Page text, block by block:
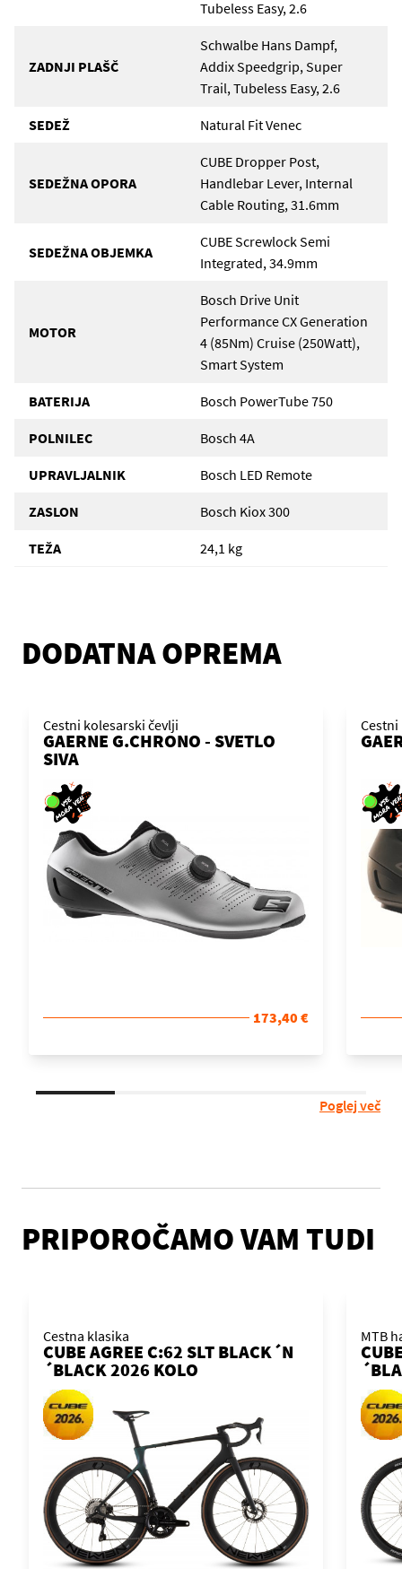
Tubeless Easy, 2.6
ZADNJI PLAŠČ
Schwalbe Hans Dampf,
Addix Speedgrip, Super
Trail, Tubeless Easy, 2.6
SEDEŽ Natural Fit Venec
SEDEŽNA OPORA
CUBE Dropper Post,
Handlebar Lever, Internal
Cable Routing, 31.6mm
SEDEŽNA OBJEMKA
CUBE Screwlock Semi
Integrated, 34.9mm
MOTOR
Bosch Drive Unit
Performance CX Generation
4 (85Nm) Cruise (250Watt),
Smart System
BATERIJA Bosch PowerTube 750
POLNILEC Bosch 4A
UPRAVLJALNIK Bosch LED Remote
ZASLON Bosch Kiox 300
TEŽA 24,1 kg
DODATNA OPREMA
Cestni kolesarski čevlji
GAERNE G.CHRONO - SVETLO
SIVA
173,40 €
Poglej več
PRIPOROČAMO VAM TUDI
Cestna klasika
CUBE AGREE C:62 SLT BLACK´N
´BLACK 2026 KOLO
MTB